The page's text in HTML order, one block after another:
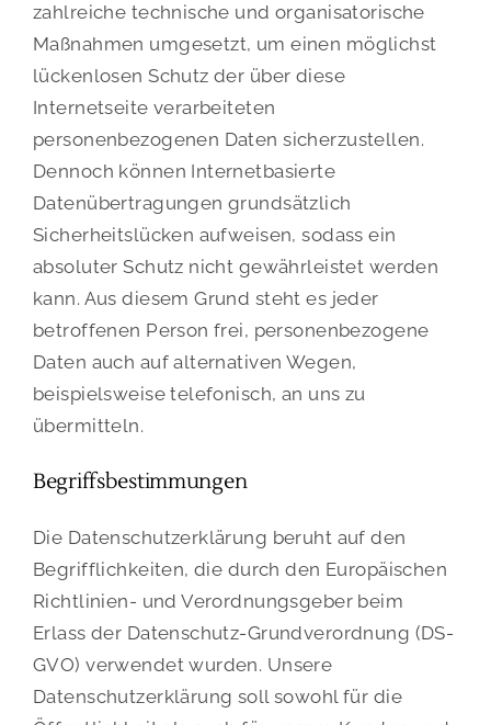
zahlreiche technische und organisatorische
Maßnahmen umgesetzt, um einen möglichst
lückenlosen Schutz der über diese
Internetseite verarbeiteten
personenbezogenen Daten sicherzustellen.
Dennoch können Internetbasierte
Datenübertragungen grundsätzlich
Sicherheitslücken aufweisen, sodass ein
absoluter Schutz nicht gewährleistet werden
kann. Aus diesem Grund steht es jeder
betroffenen Person frei, personenbezogene
Daten auch auf alternativen Wegen,
beispielsweise telefonisch, an uns zu
übermitteln.
Begriffsbestimmungen
Die Datenschutzerklärung beruht auf den
Begrifflichkeiten, die durch den Europäischen
Richtlinien- und Verordnungsgeber beim
Erlass der Datenschutz-Grundverordnung (DS-
GVO) verwendet wurden. Unsere
Datenschutzerklärung soll sowohl für die